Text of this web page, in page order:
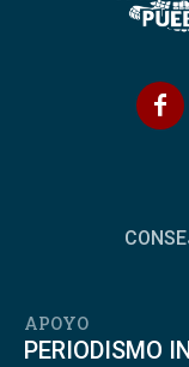
APOYO
PERIODISMO